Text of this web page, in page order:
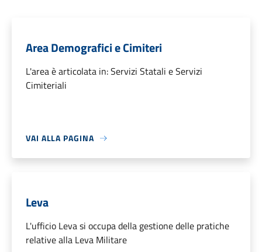
Area Demografici e Cimiteri
L'area è articolata in: Servizi Statali e Servizi
Cimiteriali
VAI ALLA PAGINA
Leva
L'ufficio Leva si occupa della gestione delle pratiche
relative alla Leva Militare